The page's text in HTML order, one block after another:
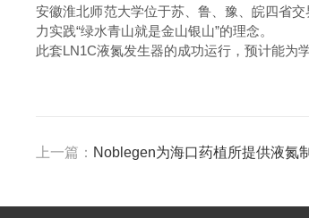
安徽淮北师范大学位于苏、鲁、豫、皖四省
力实践“绿水青山就是金山银山”的理念。
此套LN1C液氮发生器的成功运行，预计能为
上一篇： Noblegen为海口药植所提供液氮